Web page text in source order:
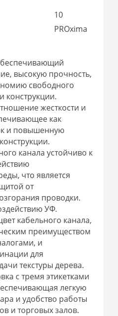
10
PROxima
высокую прочность,
свободного
конструкции.
жесткости и
как
и повышенную
канала устойчиво к
что является
от
проводки.
УФ.
кабельного канала,
преимуществом
и
для
текстуры дерева.
с тремя этикетками
легкую
и удобство работы
и торговых залов.